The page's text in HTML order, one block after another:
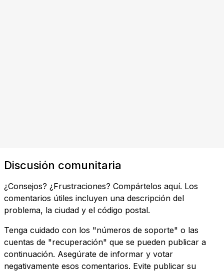
Discusión comunitaria
¿Consejos? ¿Frustraciones? Compártelos aquí. Los
comentarios útiles incluyen una descripción del
problema, la ciudad y el código postal.
Tenga cuidado con los "números de soporte" o las
cuentas de "recuperación" que se pueden publicar a
continuación. Asegúrate de informar y votar
negativamente esos comentarios. Evite publicar su